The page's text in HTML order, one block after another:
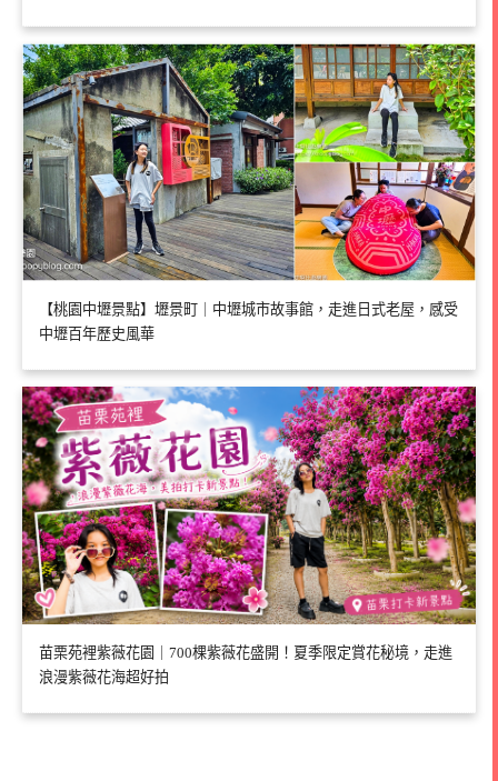
【桃園中壢景點】壢景町｜中壢城市故事館，走進日式老屋，感受
中壢百年歷史風華
苗栗苑裡紫薇花園｜700棵紫薇花盛開！夏季限定賞花秘境，走進
浪漫紫薇花海超好拍